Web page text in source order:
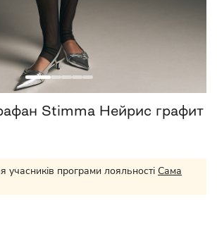
Stimma Нейрис графит
учасників програми лояльності Сама